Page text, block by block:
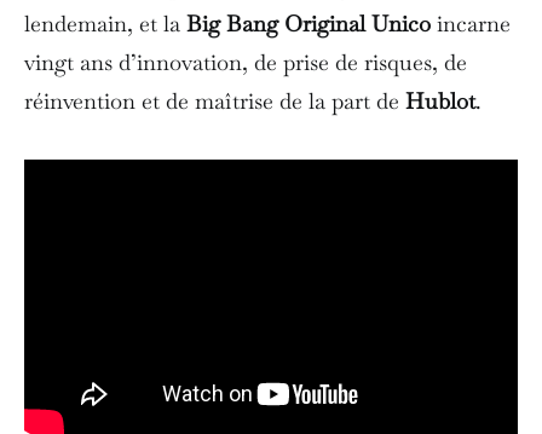
lendemain, et la Big Bang Original Unico incarne
vingt ans d’innovation, de prise de risques, de
réinvention et de maîtrise de la part de Hublot.